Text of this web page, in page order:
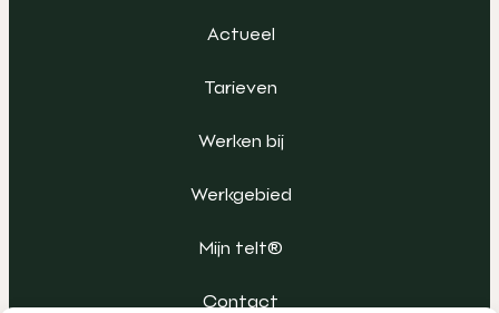
Actueel
Tarieven
Werken bij
Werkgebied
Mijn telt®
Contact